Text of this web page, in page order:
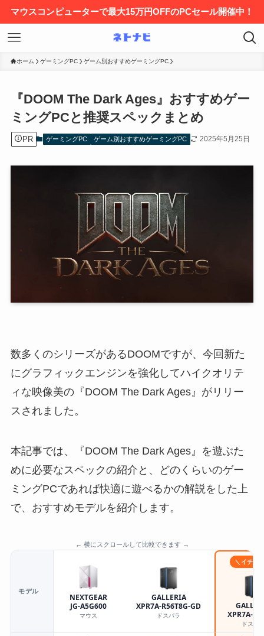
マウスコンピューターで最大15万円OFFのPCセール開催中！
ホーム ゲーミングPC ゲーム別おすすめゲーミングPC
『DOOM The Dark Ages』おすすめゲー
ミングPCと推奨スペックまとめ
PR ゲーミングPC ゲーム別おすすめゲーミングPC 2025年5月25日
数多くのシリーズがあるDOOMですが、今回新た
にグラフィックエンジンを強化してハイクオリテ
ィな映像美の『DOOM The Dark Ages』がリリー
スされました。
本記事では、『DOOM The Dark Ages』を遊ぶた
めに必要なスペックの紹介と、どのくらいのゲー
ミングPCであれば快適に遊べるかの解説をした上
で、おすすめモデルを紹介します。
← 横にスクロールして比較できます →
モデル
NEXTGEAR
JG-A5G600
マウス
GALLERIA
XPR7A-R56T8G-GD
ドスパラ
＼イチオ
XPR7A-
ドスパ